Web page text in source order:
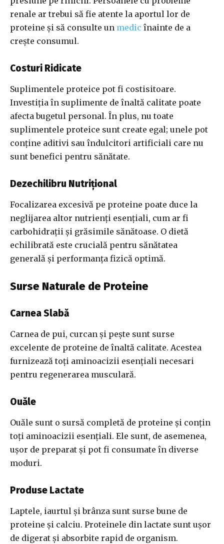
renale ar trebui să fie atente la aportul lor de
proteine și să consulte un medic înainte de a
crește consumul.
Costuri Ridicate
Suplimentele proteice pot fi costisitoare.
Investiția în suplimente de înaltă calitate poate
afecta bugetul personal. În plus, nu toate
suplimentele proteice sunt create egal; unele pot
conține aditivi sau îndulcitori artificiali care nu
sunt benefici pentru sănătate.
Dezechilibru Nutrițional
Focalizarea excesivă pe proteine poate duce la
neglijarea altor nutrienți esențiali, cum ar fi
carbohidrații și grăsimile sănătoase. O dietă
echilibrată este crucială pentru sănătatea
generală și performanța fizică optimă.
Surse Naturale de Proteine
Carnea Slabă
Carnea de pui, curcan și pește sunt surse
excelente de proteine de înaltă calitate. Acestea
furnizează toți aminoacizii esențiali necesari
pentru regenerarea musculară.
Ouăle
Ouăle sunt o sursă completă de proteine și conțin
toți aminoacizii esențiali. Ele sunt, de asemenea,
ușor de preparat și pot fi consumate în diverse
moduri.
Produse Lactate
Laptele, iaurtul și brânza sunt surse bune de
proteine și calciu. Proteinele din lactate sunt ușor
de digerat și absorbite rapid de organism.